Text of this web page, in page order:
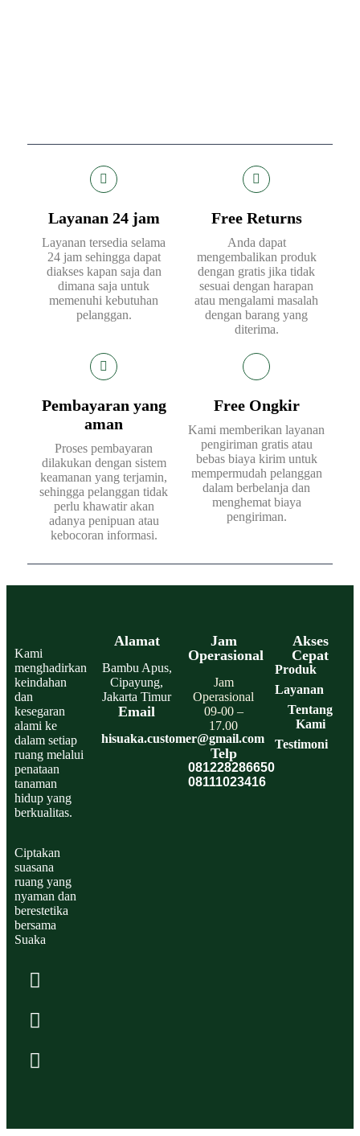
Layanan 24 jam
Layanan tersedia selama
24 jam sehingga dapat
diakses kapan saja dan
dimana saja untuk
memenuhi kebutuhan
pelanggan.
Free Returns
Anda dapat
mengembalikan produk
dengan gratis jika tidak
sesuai dengan harapan
atau mengalami masalah
dengan barang yang
diterima.
Pembayaran yang
aman
Proses pembayaran
dilakukan dengan sistem
keamanan yang terjamin,
sehingga pelanggan tidak
perlu khawatir akan
adanya penipuan atau
kebocoran informasi.
Free Ongkir
Kami memberikan layanan
pengiriman gratis atau
bebas biaya kirim untuk
mempermudah pelanggan
dalam berbelanja dan
menghemat biaya
pengiriman.
Kami
menghadirkan
keindahan
dan
kesegaran
alami ke
dalam setiap
ruang melalui
penataan
tanaman
hidup yang
berkualitas.
Ciptakan
suasana
ruang yang
nyaman dan
berestetika
bersama
Suaka
Alamat
Bambu Apus,
Cipayung,
Jakarta Timur
Email
hisuaka.customer@gmail.com
Jam
Operasional
Jam
Operasional
09-00 –
17.00
Telp
081228286650
08111023416
Akses
Cepat
Produk
Layanan
Tentang
Kami
Testimoni